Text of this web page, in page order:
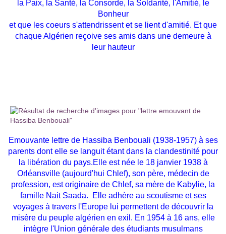
la Paix, la Santé, la Consorde, la Soldarité, l'Amitié, le
Bonheur
et que les coeurs s'attendrissent et se lient d'amitié. Et que
chaque Algérien reçoive ses amis dans une demeure à
leur hauteur
Emouvante lettre de Hassiba Benbouali (1938-1957) à ses
parents dont elle se languit étant dans la clandestinité pour
la libération du pays.Elle est née le 18 janvier 1938 à
Orléansville (aujourd'hui Chlef), son père, médecin de
profession, est originaire de Chlef, sa mère de Kabylie, la
famille Nait Saada.
Elle adhère au scoutisme et ses
voyages à travers l'Europe lui permettent de découvrir la
misère du peuple algérien en exil. En 1954 à 16 ans, elle
intègre l'Union générale des étudiants musulmans